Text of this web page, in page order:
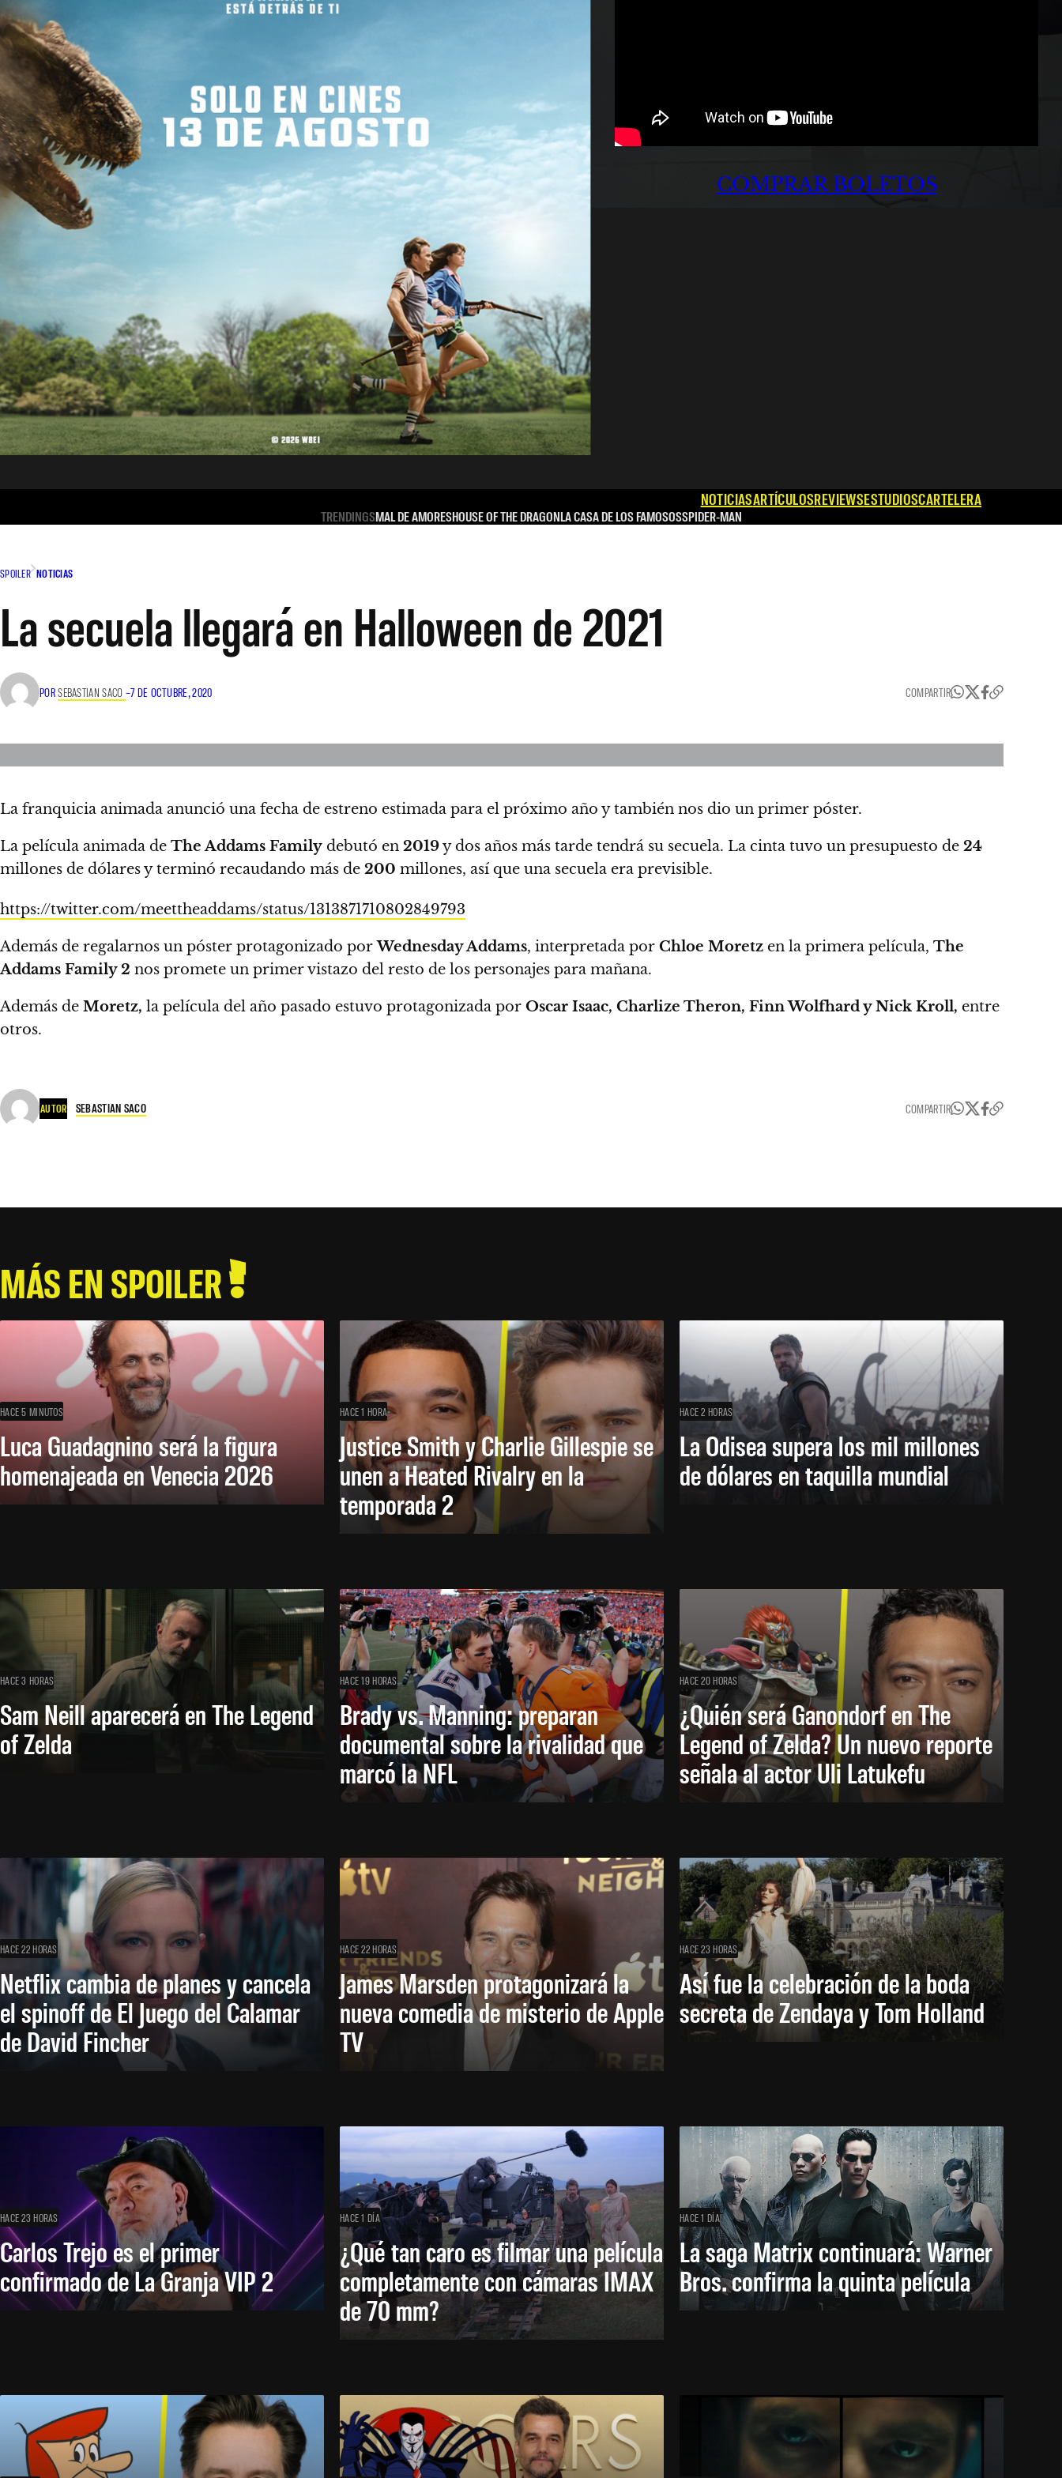
COMPRAR BOLETOS
NOTICIASARTÍCULOSREVIEWSESTUDIOSCARTELERA
TRENDINGSMAL DE AMORESHOUSE OF THE DRAGONLA CASA DE LOS FAMOSOSSPIDER-MAN
SPOILER NOTICIAS
La secuela llegará en Halloween de 2021
PORSEBASTIAN SACO –7 DE OCTUBRE, 2020 COMPARTIR
La franquicia animada anunció una fecha de estreno estimada para el próximo año y también nos dio un primer póster.
La película animada de The Addams Family debutó en 2019y dos años más tarde tendrá su secuela. La cinta tuvo un presupuesto de 24
millones de dólares y terminó recaudando más de 200 millones, así que una secuela era previsible.
https://twitter.com/meettheaddams/status/1313871710802849793
Además de regalarnos un póster protagonizado porWednesday Addams, interpretada por Chloe Moretz en la primera película, The
Addams Family 2 nos promete un primer vistazo del resto de los personajes para mañana.
Además de Moretz, la película del año pasado estuvo protagonizada por Oscar Isaac, Charlize Theron, Finn Wolfhard y Nick Kroll, entre
otros.
AUTOR SEBASTIAN SACO COMPARTIR
MÁS EN SPOILER
HACE 5 MINUTOS
Luca Guadagnino será la figura
homenajeada en Venecia 2026
HACE 1 HORA
Justice Smith y Charlie Gillespie se
unen a Heated Rivalry en la
temporada 2
HACE 2 HORAS
La Odisea supera los mil millones
de dólares en taquilla mundial
HACE 3 HORAS
Sam Neill aparecerá en The Legend
of Zelda
HACE 19 HORAS
Brady vs. Manning: preparan
documental sobre la rivalidad que
marcó la NFL
HACE 20 HORAS
¿Quién será Ganondorf en The
Legend of Zelda? Un nuevo reporte
señala al actor Uli Latukefu
HACE 22 HORAS
Netflix cambia de planes y cancela
el spinoff de El Juego del Calamar
de David Fincher
HACE 22 HORAS
James Marsden protagonizará la
nueva comedia de misterio de Apple
TV
HACE 23 HORAS
Así fue la celebración de la boda
secreta de Zendaya y Tom Holland
HACE 23 HORAS
Carlos Trejo es el primer
confirmado de La Granja VIP 2
HACE 1 DÍA
¿Qué tan caro es filmar una película
completamente con cámaras IMAX
de 70 mm?
HACE 1 DÍA
La saga Matrix continuará: Warner
Bros. confirma la quinta película